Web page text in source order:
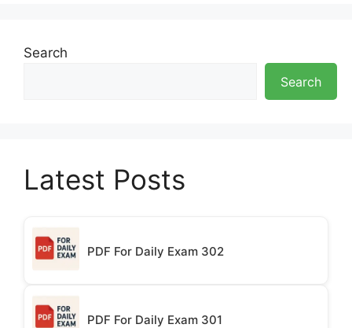
Search
Search
Latest Posts
PDF For Daily Exam 302
PDF For Daily Exam 301